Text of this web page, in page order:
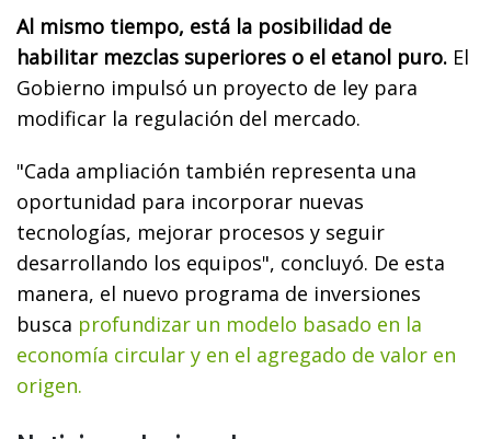
Al mismo tiempo, está la posibilidad de
habilitar mezclas superiores o el etanol puro. El
Gobierno impulsó un proyecto de ley para
modificar la regulación del mercado.
"Cada ampliación también representa una
oportunidad para incorporar nuevas
tecnologías, mejorar procesos y seguir
desarrollando los equipos", concluyó. De esta
manera, el nuevo programa de inversiones
busca profundizar un modelo basado en la
economía circular y en el agregado de valor en
origen.